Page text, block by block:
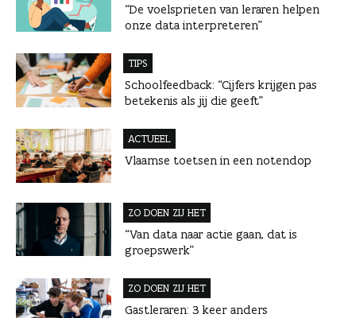
“De voelsprieten van leraren helpen
onze data interpreteren”
TIPS
Schoolfeedback: “Cijfers krijgen pas
betekenis als jij die geeft”
ACTUEEL
Vlaamse toetsen in een notendop
ZO DOEN ZIJ HET
“Van data naar actie gaan, dat is
groepswerk”
ZO DOEN ZIJ HET
Gastleraren: 3 keer anders